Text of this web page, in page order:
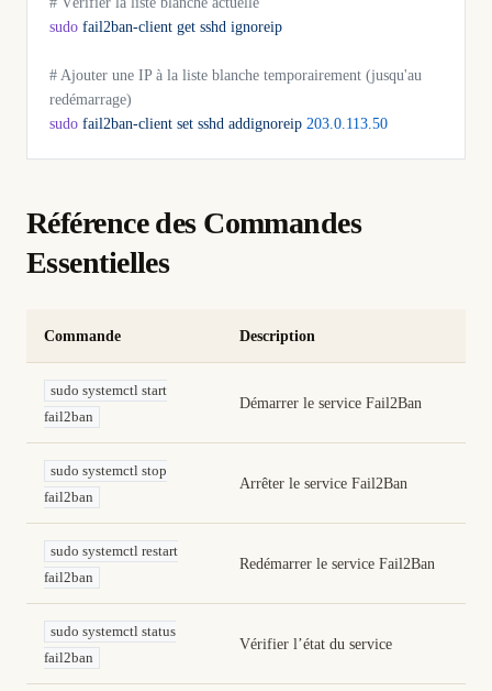
sudo fail2ban-client get sshd ignoreip
# Ajouter une IP à la liste blanche temporairement (jusqu'au
redémarrage)
sudo fail2ban-client set sshd addignoreip 203.0.113.50
Référence des Commandes
Essentielles
Commande Description
sudo systemctl start
fail2ban
Démarrer le service Fail2Ban
sudo systemctl stop
fail2ban
Arrêter le service Fail2Ban
sudo systemctl restart
fail2ban
Redémarrer le service Fail2Ban
sudo systemctl status
fail2ban
Vérifier l’état du service